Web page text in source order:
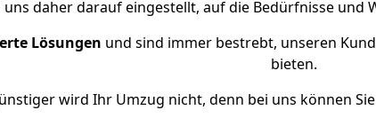
uns daher darauf eingestellt, auf die Bedürfnisse und
Lösungen und sind immer bestrebt, unseren
bieten.
wird Ihr Umzug nicht, denn bei uns können